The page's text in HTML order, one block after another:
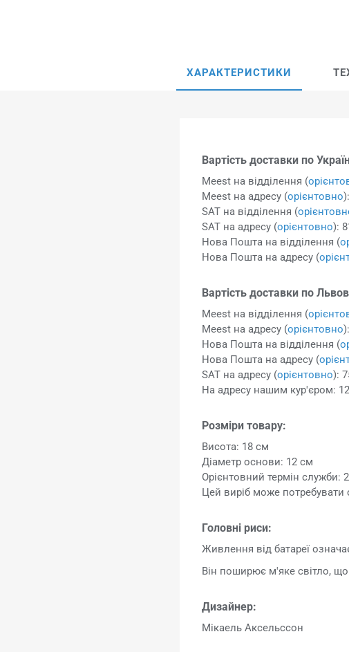
ХАРАКТЕРИСТИКИ
Вартість доставки по
Meest на відділення (
Meest на адресу (орієнтовно
SAT на відділення (
SAT на адресу (орієнтовно):
Нова Пошта на відділення (
Нова Пошта на адресу (
Вартість доставки по
Meest на відділення (
Meest на адресу (орієнтовно
Нова Пошта на відділення (
Нова Пошта на адресу (
SAT на адресу (орієнтовно):
На адресу нашим кур'єром:
Розміри товару:
Висота: 18 см
Діаметр основи: 12 см
Орієнтовний термін служби:
Цей виріб може потребувати
Головні риси:
Живлення від батареї
Він поширює м'яке світло,
Дизайнер:
Мікаель Аксельссон